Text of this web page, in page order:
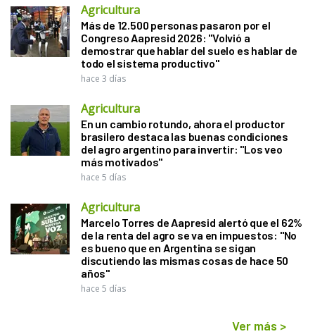
Agricultura
Más de 12.500 personas pasaron por el
Congreso Aapresid 2026: "Volvió a
demostrar que hablar del suelo es hablar de
todo el sistema productivo"
hace 3 días
Agricultura
En un cambio rotundo, ahora el productor
brasilero destaca las buenas condiciones
del agro argentino para invertir: "Los veo
más motivados"
hace 5 días
Agricultura
Marcelo Torres de Aapresid alertó que el 62%
de la renta del agro se va en impuestos: "No
es bueno que en Argentina se sigan
discutiendo las mismas cosas de hace 50
años"
hace 5 días
Ver más >